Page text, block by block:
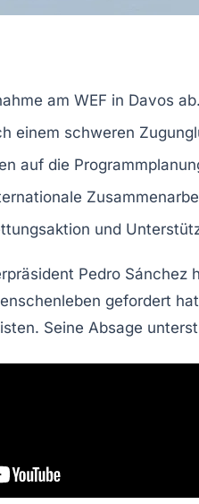
am WEF in Davos ab.
einem schweren
auf die
und
Pedro Sánchez
gefordert
Seine Absage